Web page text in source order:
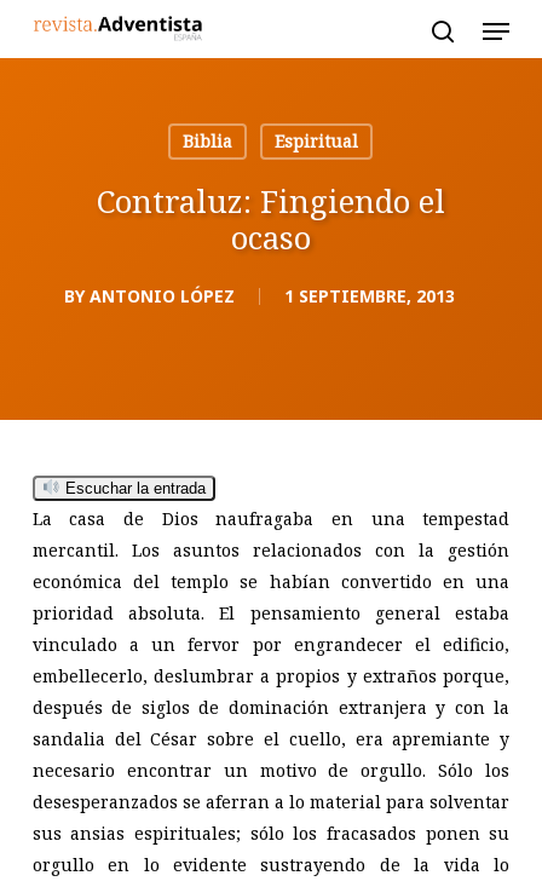
Biblia
Espiritual
Contraluz: Fingiendo el
ocaso
BY ANTONIO LÓPEZ 1 SEPTIEMBRE, 2013
Escuchar la entrada
La casa de Dios naufragaba en una tempestad
mercantil. Los asuntos relacionados con la gestión
económica del templo se habían convertido en una
prioridad absoluta. El pensamiento general estaba
vinculado a un fervor por engrandecer el edificio,
embellecerlo, deslumbrar a propios y extraños porque,
después de siglos de dominación extranjera y con la
sandalia del César sobre el cuello, era apremiante y
necesario encontrar un motivo de orgullo. Sólo los
desesperanzados se aferran a lo material para solventar
sus ansias espirituales; sólo los fracasados ponen su
orgullo en lo evidente sustrayendo de la vida lo